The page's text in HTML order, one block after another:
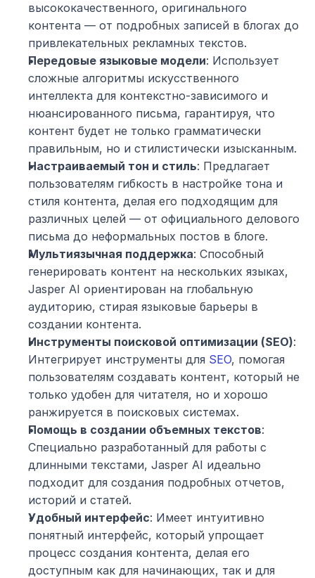
высококачественного, оригинального
контента — от подробных записей в блогах до
привлекательных рекламных текстов.
Передовые языковые модели: Использует
сложные алгоритмы искусственного
интеллекта для контекстно-зависимого и
нюансированного письма, гарантируя, что
контент будет не только грамматически
правильным, но и стилистически изысканным.
Настраиваемый тон и стиль: Предлагает
пользователям гибкость в настройке тона и
стиля контента, делая его подходящим для
различных целей — от официального делового
письма до неформальных постов в блоге.
Мультиязычная поддержка: Способный
генерировать контент на нескольких языках,
Jasper AI ориентирован на глобальную
аудиторию, стирая языковые барьеры в
создании контента.
Инструменты поисковой оптимизации (SEO):
Интегрирует инструменты для SEO, помогая
пользователям создавать контент, который не
только удобен для читателя, но и хорошо
ранжируется в поисковых системах.
Помощь в создании объемных текстов:
Специально разработанный для работы с
длинными текстами, Jasper AI идеально
подходит для создания подробных отчетов,
историй и статей.
Удобный интерфейс: Имеет интуитивно
понятный интерфейс, который упрощает
процесс создания контента, делая его
доступным как для начинающих, так и для